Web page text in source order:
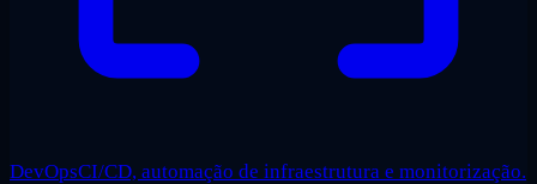
DevOpsCI/CD, automação de infraestrutura e monitorização.